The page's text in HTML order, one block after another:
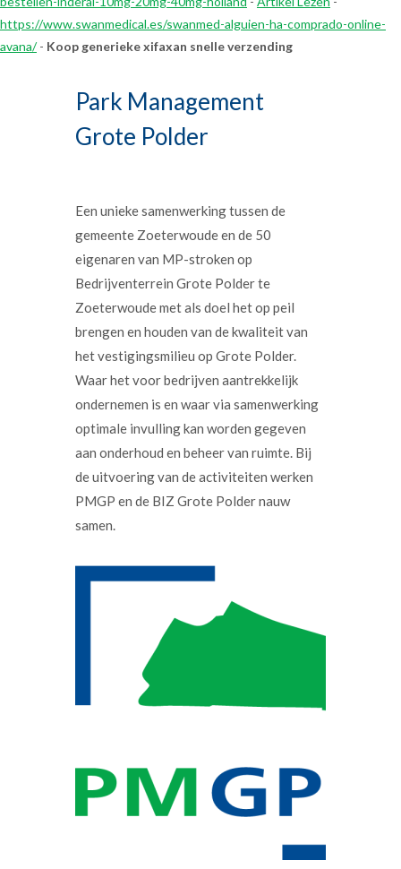
https://www.swanmedical.es/swanmed-alguien-ha-comprado-online-
avana/- Koop generieke xifaxan snelle verzending
Park Management
Grote Polder
Een unieke samenwerking tussen de
gemeente Zoeterwoude en de 50
eigenaren van MP-stroken op
Bedrijventerrein Grote Polder te
Zoeterwoude met als doel het op peil
brengen en houden van de kwaliteit van
het vestigingsmilieu op Grote Polder.
Waar het voor bedrijven aantrekkelijk
ondernemen is en waar via samenwerking
optimale invulling kan worden gegeven
aan onderhoud en beheer van ruimte. Bij
de uitvoering van de activiteiten werken
PMGP en de BIZ Grote Polder nauw
samen.